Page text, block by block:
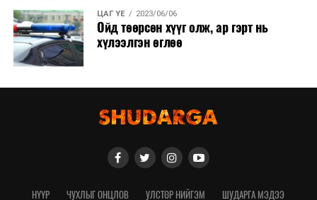
ЦАГ ҮЕ 2023/06/06
Ойд төөрсөн хүүг олж, ар гэрт нь
хүлээлгэн өглөө
НҮҮР ЧУХЛЫГ ОНЦЛОВ УЛСТӨР НИЙГЭМ ШУДАРГА МЭДЭЭ